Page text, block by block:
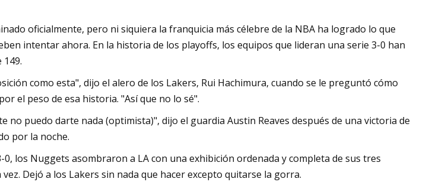
oficialmente, pero ni siquiera la franquicia más célebre de la NBA ha logrado lo que
intentar ahora. En la historia de los playoffs, los equipos que lideran una serie 3-0 han
149.
como esta", dijo el alero de los Lakers, Rui Hachimura, cuando se le preguntó cómo
el peso de esa historia. "Así que no lo sé".
no puedo darte nada (optimista)", dijo el guardia Austin Reaves después de una victoria de
por la noche.
los Nuggets asombraron a LA con una exhibición ordenada y completa de sus tres
Dejó a los Lakers sin nada que hacer excepto quitarse la gorra.